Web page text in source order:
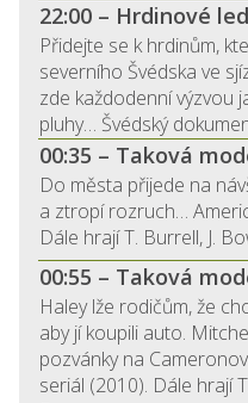
22:00 – Hrdinové
Přidejte se k hrdinům,
severního Švédska ve
zde každodenní výzvou
pluhy… Švédský
00:35 – Taková
Do města přijede na
a ztropí rozruch…
Dále hrají T. Burrell, J.
00:55 – Taková
Haley lže rodičům, že
aby jí koupili auto.
pozvánky na
seriál (2010). Dále hrají